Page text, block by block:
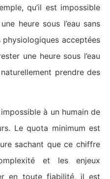
qu’il est impossible
heure sous l’eau sans
physiologiques acceptées
une heure sous l’eau
prendre des
à un humain de
Le quota minimum est
sachant que ce chiffre
et les enjeux
en toute fiabilité, il est